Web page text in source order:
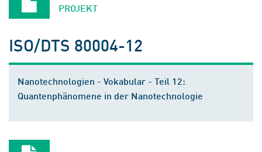
PROJEKT
ISO/DTS 80004-12
Nanotechnologien - Vokabular - Teil 12:
Quantenphänomene in der Nanotechnologie